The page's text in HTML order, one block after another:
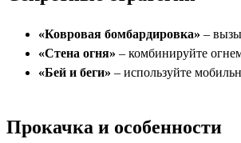
«Ковровая бомбардировка» –
«Стена огня» – комбинируйте
«Бей и беги» – используйте
Прокачка и особенности